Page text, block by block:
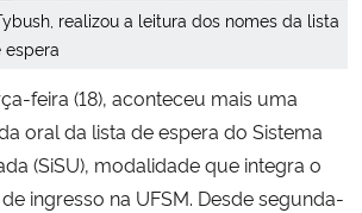
realizou a leitura dos nomes da lista
espera
feira (18), aconteceu mais uma
oral da lista de espera do Sistema
(SiSU), modalidade que integra o
ingresso na UFSM. Desde segunda-